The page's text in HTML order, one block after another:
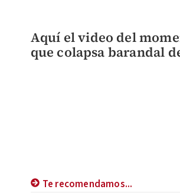
Aquí el video del
que colapsa barandal
Te recomendamos...